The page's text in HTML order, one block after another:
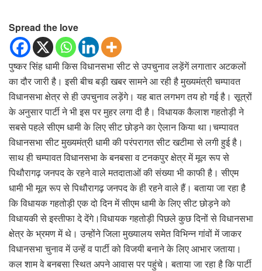
Spread the love
पुष्कर सिंह धामी किस विधानसभा सीट से उपचुनाव लड़ेंगें लगातार अटकलों
का दौर जारी है। इसी बीच बड़ी खबर सामने आ रही है मुख्यमंत्री चम्पावत
विधानसभा क्षेत्र से ही उपचुनाव लड़ेंगे। यह बात लगभग तय हो गई है। सूत्रों
के अनुसार पार्टी ने भी इस पर मुहर लगा दी है। विधायक कैलाश गहतोड़ी ने
सबसे पहले सीएम धामी के लिए सीट छोड़ने का ऐलान किया था।चम्पावत
विधानसभा सीट मुख्यमंत्री धामी की परंपरागत सीट खटीमा से लगी हुई है।
साथ ही चम्पावत विधानसभा के बनबसा व टनकपुर क्षेत्र में मूल रूप से
पिथौरागढ़ जनपद के रहने वाले मतदाताओं की संख्या भी काफी है। सीएम
धामी भी मूल रूप से पिथौरागढ़ जनपद के ही रहने वाले हैं। बताया जा रहा है
कि विधायक गहतोड़ी एक दो दिन में सीएम धामी के लिए सीट छोड़ने को
विधायकी से इस्तीफा दे देंगे।विधायक गहतोड़ी पिछले कुछ दिनों से विधानसभा
क्षेत्र के भ्रमण में थे। उन्होंने जिला मुख्यालय समेत विभिन्न गांवों में जाकर
विधानसभा चुनाव में उन्हें व पार्टी को विजयी बनाने के लिए आभार जताया।
कल शाम वे बनबसा स्थित अपने आवास पर पहुंचे। बताया जा रहा है कि पार्टी